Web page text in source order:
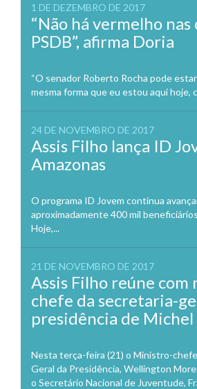
1 DE DEZEMBRO DE 2017
“Não há vermelho nas
PSDB”, afirma Doria
“O senador Roberto Rocha pode
mesma forma que eu estou aqui hoje,
24 DE NOVEMBRO DE 2017
Assis Filho lança ID
Amazonas
O programa ID Jovem continua
aproximadamente 400 mil
Hoje,...
21 DE NOVEMBRO DE 2017
Assis Filho reúne
chefe da secretaria-
presidência de Michel
Nesta terça-feira (21) o Ministro-
Geral da Presidência, Wellington
o Secretário Nacional de Juventude,